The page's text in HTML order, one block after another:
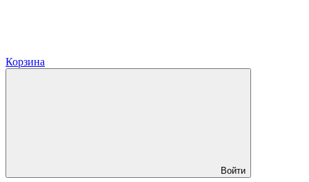
Корзина
Войти